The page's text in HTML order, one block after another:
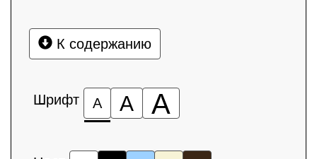
К содержанию
Шрифт А А А